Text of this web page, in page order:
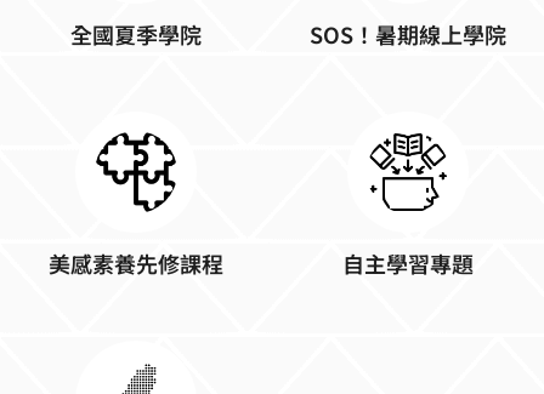
全國夏季學院 SOS！暑期線上學院
美感素養先修課程 自主學習專題